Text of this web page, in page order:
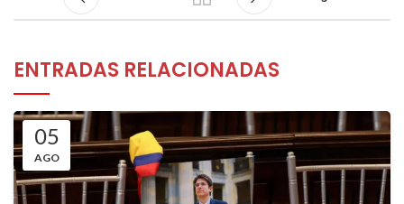
ENTRADAS RELACIONADAS
05
AGO